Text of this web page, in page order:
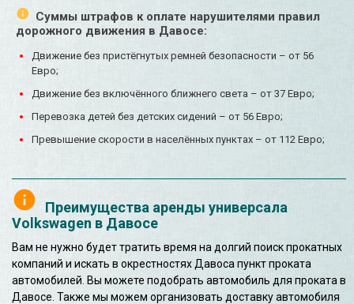
Суммы штрафов к оплате нарушителями правил
дорожного движения в Давосе:
Движение без пристёгнутых ремней безопасности – от 56
Евро;
Движение без включённого ближнего света – от 37 Евро;
Перевозка детей без детских сидений – от 56 Евро;
Превышение скорости в населённых пунктах – от 112 Евро;
Преимущества аренды универсала
Volkswagen в Давосе
Вам не нужно будет тратить время на долгий поиск прокатных
компаний и искать в окрестностях Давоса пункт проката
автомобилей. Вы можете подобрать автомобиль для проката в
Давосе. Также мы можем организовать доставку автомобиля